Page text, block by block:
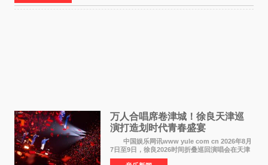
万人合唱席卷津城！徐良天津巡
演打造划时代青春盛宴
中国娱乐网讯www yule com cn 2026年8月
7日至9日，徐良2026时间折叠巡回演唱会在天津
连续举办三场演出。整场演出凭借扎实的音乐内